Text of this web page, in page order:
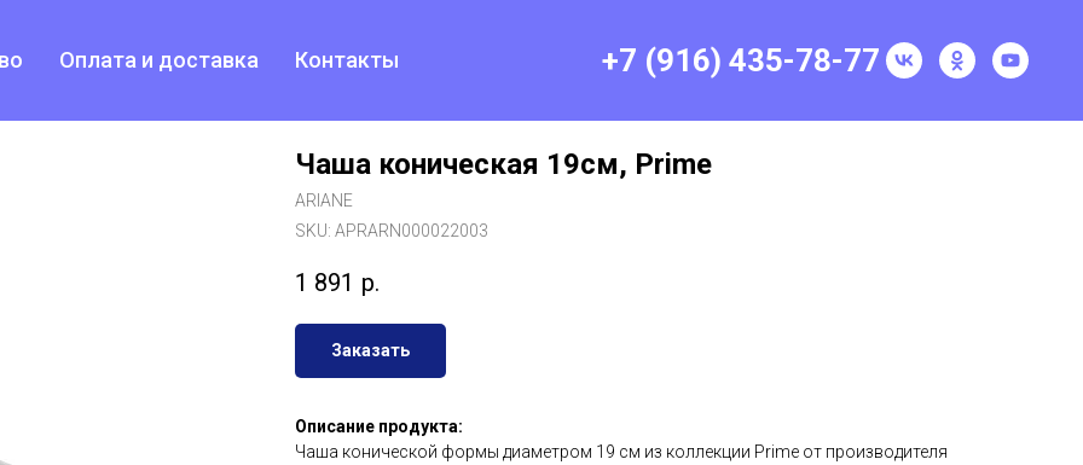
Оплата и доставка Контакты +7 (916) 435-78-77
Чаша коническая 19см, Prime
ARIANE
SKU: APRARN000022003
1 891 р.
Заказать
Описание продукта:
Чаша конической формы диаметром 19 см из коллекции Prime от производителя